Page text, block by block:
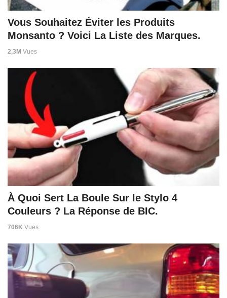
Vous Souhaitez Éviter les Produits
Monsanto ? Voici La Liste des Marques.
2,3M Vues
À Quoi Sert La Boule Sur le Stylo 4
Couleurs ? La Réponse de BIC.
706K Vues